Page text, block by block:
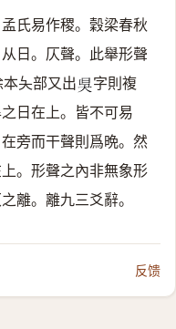
氏易作稷。穀梁春秋
从日。仄聲。 此舉形聲
夨部又出𣅳 字則複
日在上。皆不可易
旁而干聲則爲晩。然
。形聲之內非無象形
離。 離九三爻辭。
反馈